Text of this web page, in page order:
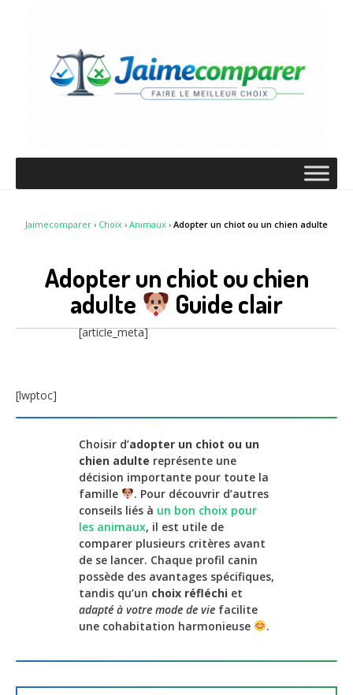
Jaimecomparer › Choix › Animaux › Adopter un chiot ou un chien adulte
Adopter un chiot ou chien
adulte
Guide clair
[article_meta]
[lwptoc]
Choisir d’adopter un chiot ou un
chien adulte représente une
décision importante pour toute la
famille
. Pour découvrir d’autres
conseils liés à un bon choix pour
les animaux, il est utile de
comparer plusieurs critères avant
de se lancer. Chaque profil canin
possède des avantages spécifiques,
tandis qu’un choix réfléchi et
adapté à votre mode de vie facilite
une cohabitation harmonieuse
.